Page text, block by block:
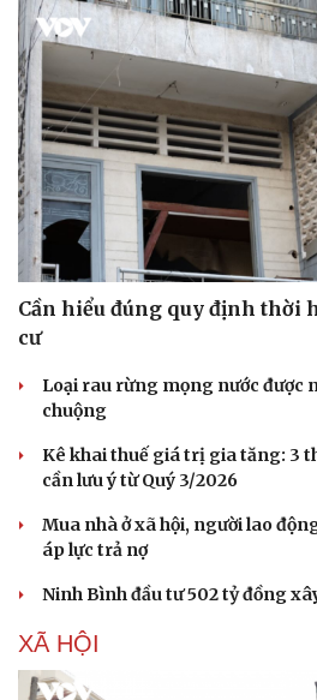
Tư vấn
Săn Tour
Kể
Cần hiểu đúng quy định thời
cư
Loại rau rừng mọng nước được
chuộng
Kê khai thuế giá trị gia tăng: 3
cần lưu ý từ Quý 3/2026
Mua nhà ở xã hội, người lao
áp lực trả nợ
Ninh Bình đầu tư 502 tỷ đồng
XÃ HỘI